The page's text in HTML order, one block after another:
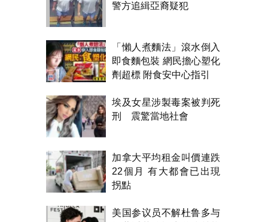
警方追緝亞裔疑犯
「懶人煮麵法」滾水倒入
即食麵包裝 網民擔心塑化
劑超標 附食安中心指引
埃及女星涉製毒案被判死
刑 震驚當地社會
加拿大平均租金叫價連跌
22個月 有大都會已出現
拐點
美国参议员不解杜鲁多与